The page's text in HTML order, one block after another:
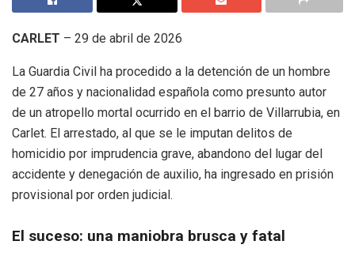
CARLET – 29 de abril de 2026
La Guardia Civil ha procedido a la detención de un hombre
de 27 años y nacionalidad española como presunto autor
de un atropello mortal ocurrido en el barrio de Villarrubia, en
Carlet. El arrestado, al que se le imputan delitos de
homicidio por imprudencia grave, abandono del lugar del
accidente y denegación de auxilio, ha ingresado en prisión
provisional por orden judicial.
El suceso: una maniobra brusca y fatal